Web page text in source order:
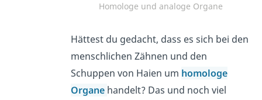
Homologe und analoge Organe
Hättest du gedacht, dass es sich bei den
menschlichen Zähnen und den
Schuppen von Haien um homologe
Organe handelt? Das und noch viel